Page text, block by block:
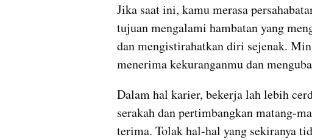
Jika saat ini, kamu merasa
tujuan mengalami hambatan yang
dan mengistirahatkan diri sejenak.
menerima kekuranganmu dan
Dalam hal karier, bekerja lah lebih
serakah dan pertimbangkan matang-
terima. Tolak hal-hal yang sekiranya